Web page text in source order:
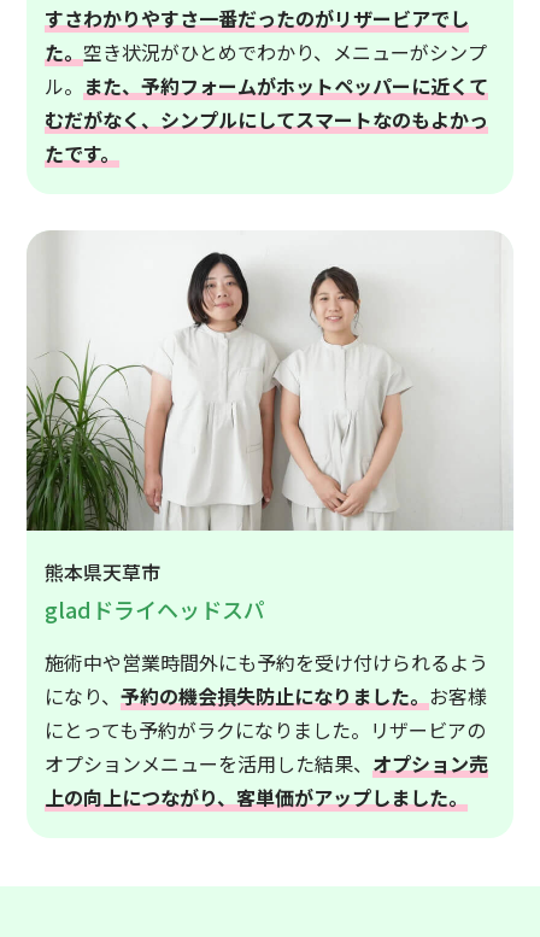
すさわかりやすさ一番だったのがリザービアでし
た。 空き状況がひとめでわかり、メニューがシンプ
ル。 また、予約フォームがホットペッパーに近くて
むだがなく、シンプルにしてスマートなのもよかっ
たです。
熊本県天草市
gladドライヘッドスパ
施術中や営業時間外にも予約を受け付けられるよう
になり、予約の機会損失防止になりました。 お客様
にとっても予約がラクになりました。リザービアの
オプションメニューを活用した結果、 オプション売
上の向上につながり、客単価がアップしました。